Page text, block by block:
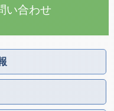
い合わせ
TOP
つの理由